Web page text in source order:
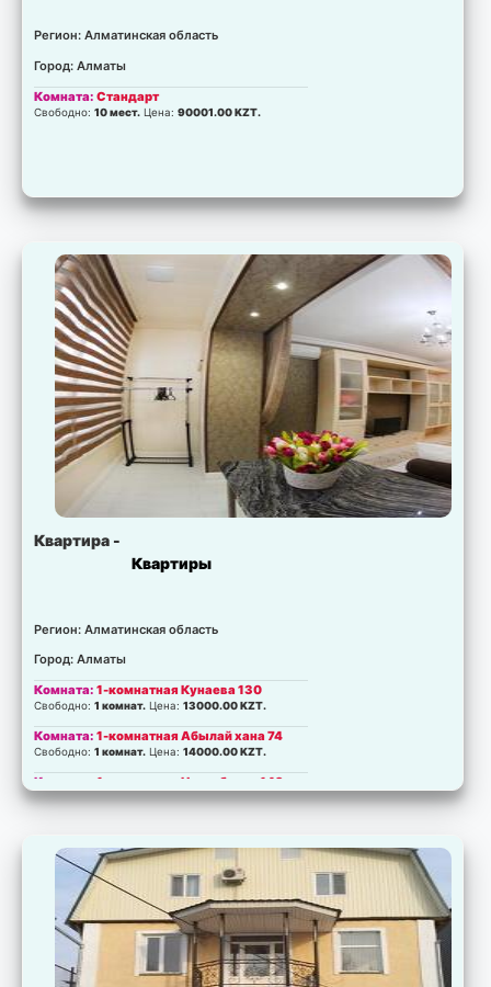
Регион: Алматинская область
Город: Алматы
Комната:Стандарт
Свободно:10 мест. Цена:90001.00 KZT.
Квартира -
Квартиры
Регион: Алматинская область
Город: Алматы
Комната:1-комнатная Кунаева 130
Свободно:1 комнат. Цена:13000.00 KZT.
Комната:1-комнатная Абылай хана 74
Свободно:1 комнат. Цена:14000.00 KZT.
Комната: 1-комнатная Назарбаева 149
Свободно:1 комнат.Цена:15000.00 KZT.